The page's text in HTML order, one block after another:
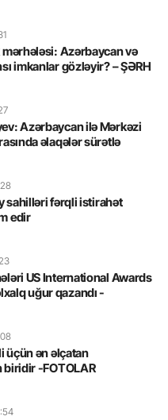
Azərbaycan və
imkanlar gözləyir? – ŞƏRH
Azərbaycan ilə Mərkəzi
əlaqələr sürətlə
sahilləri fərqli istirahət
edir
US International Awards
uğur qazandı -
üçün ən əlçatan
-FOTOLAR